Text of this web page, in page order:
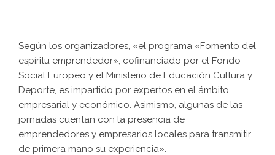
Según los organizadores, «el programa «Fomento del
espíritu emprendedor», cofinanciado por el Fondo
Social Europeo y el Ministerio de Educación Cultura y
Deporte, es impartido por expertos en el ámbito
empresarial y económico. Asimismo, algunas de las
jornadas cuentan con la presencia de
emprendedores y empresarios locales para transmitir
de primera mano su experiencia».